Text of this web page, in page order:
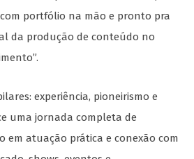
portfólio na mão e pronto pra
da produção de conteúdo no
experiência, pioneirismo e
uma jornada completa de
em atuação prática e conexão com